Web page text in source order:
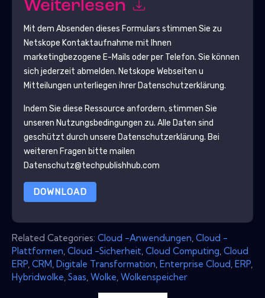
Weiterlesen
Mit dem Absenden dieses Formulars stimmen Sie zu
Netskope Kontaktaufnahme mit Ihnen
marketingbezogene E-Mails oder per Telefon. Sie können
sich jederzeit abmelden. Netskope Webseiten u
Mitteilungen unterliegen ihrer Datenschutzerklärung.
Indem Sie diese Ressource anfordern, stimmen Sie
unseren Nutzungsbedingungen zu. Alle Daten sind
geschützt durch unsere Datenschutzerklärung. Bei
weiteren Fragen bitte mailen
Datenschutz@techpublishhub.com
DOWNLOAD
Related Categories: Cloud -Anwendungen Cloud -
Plattformen Cloud -Sicherheit Cloud Computing Cloud
ERP CRM Digitale Transformation Enterprise Cloud ERP
Hybridwolke Saas Wolke Wolkenspeicher